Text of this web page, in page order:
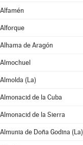
Alfamén
Alforque
Alhama de Aragón
Almochuel
Almolda (La)
Almonacid de la Cuba
Almonacid de la Sierra
Almunia de Doña Godina (La)